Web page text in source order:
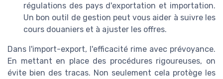
régulations des pays d'exportation et importation.
Un bon outil de gestion peut vous aider à suivre les
cours douaniers et à ajuster les offres.
Dans l'import-export, l'efficacité rime avec prévoyance.
En mettant en place des procédures rigoureuses, on
évite bien des tracas. Non seulement cela protège les